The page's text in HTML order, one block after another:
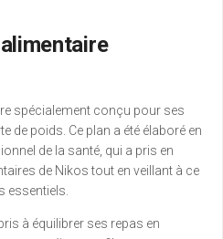
spécialement conçu pour ses
de poids. Ce plan a été élaboré en
de la santé, qui a pris en
de Nikos tout en veillant à ce
essentiels.
à équilibrer ses repas en